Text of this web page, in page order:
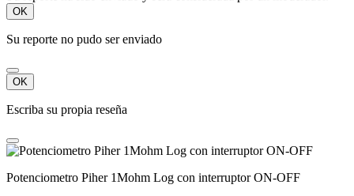
OK
Su reporte no pudo ser enviado
OK
Escriba su propia reseña
Potenciometro Piher 1Mohm Log con interruptor ON-OFF